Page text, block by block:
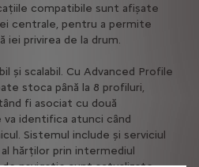
compatibile sunt afișate
centrale, pentru a permite
iei privirea de la drum.
și scalabil. Cu Advanced Profile
stoca până la 8 profiluri,
fi asociat cu două
va identifica atunci când
Sistemul include și serviciul
hărților prin intermediul